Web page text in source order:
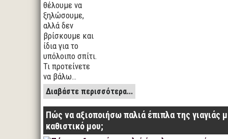
θέλουμε να
ξηλώσουμε,
αλλά δεν
βρίσκουμε και
ίδια για το
υπόλοιπο σπίτι.
Τι προτείνετε
να βάλω…
Διαβάστε περισσότερα...
Πώς να αξιοποιήσω παλιά έπιπλα της γιαγιάς
καθιστικό μου;